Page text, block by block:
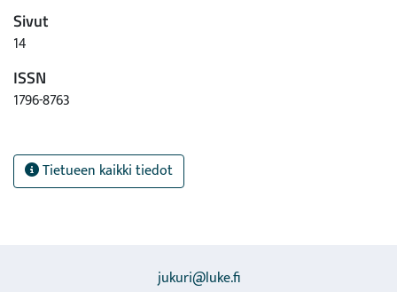
Sivut
14
ISSN
1796-8763
Tietueen kaikki tiedot
jukuri@luke.fi